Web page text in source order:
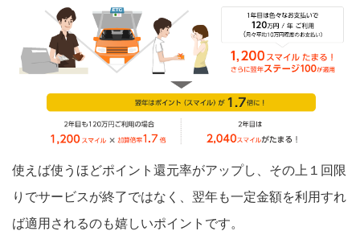
使えば使うほどポイント還元率がアップし、その上１回限
りでサービスが終了ではなく、翌年も一定金額を利用すれ
ば適用されるのも嬉しいポイントです。